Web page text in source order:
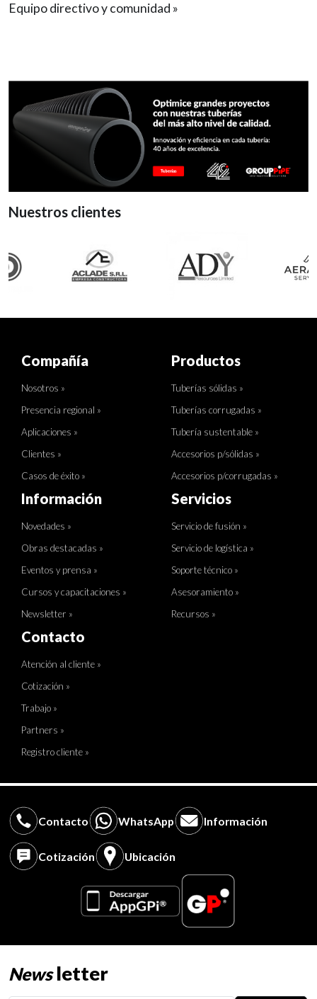
Equipo directivo y comunidad »
Nuestros clientes
Compañía
Nosotros »
Presencia regional »
Aplicaciones »
Clientes »
Casos de éxito »
Productos
Tuberías sólidas »
Tuberías corrugadas »
Tubería sustentable »
Accesorios p/sólidas »
Accesorios p/corrugadas »
Información
Novedades »
Obras destacadas »
Eventos y prensa »
Cursos y capacitaciones »
Newsletter »
Servicios
Servicio de fusión »
Servicio de logística »
Soporte técnico »
Asesoramiento »
Recursos »
Contacto
Atención al cliente »
Cotización »
Trabajo »
Partners »
Registro cliente »
Contacto WhatsApp Información
Cotización Ubicación
Newsletter